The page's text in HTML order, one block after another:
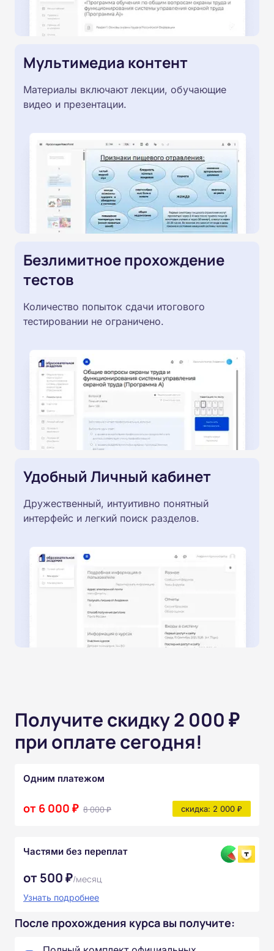
Мультимедиа контент
Материалы включают лекции, обучающие
видео и презентации.
Безлимитное прохождение
тестов
Количество попыток сдачи итогового
тестировании не ограничено.
Удобный Личный кабинет
Дружественный, интуитивно понятный
интерфейс и легкий поиск разделов.
Получите скидку 2 000 ₽
при оплате сегодня!
Одним платежом
от 6 000 ₽ 8 000 ₽ скидка: 2 000 ₽
Частями без переплат
от 500 ₽/месяц
Узнать подробнее
После прохождения курса вы получите: